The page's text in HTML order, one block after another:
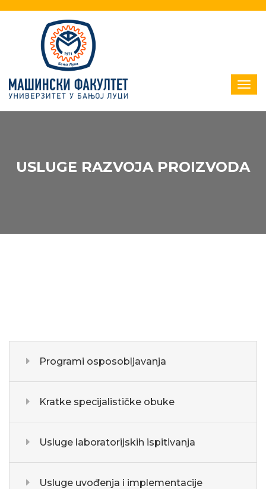
USLUGE RAZVOJA PROIZVODA
Programi osposobljavanja
Kratke specijalističke obuke
Usluge laboratorijskih ispitivanja
Usluge uvođenja i implementacije